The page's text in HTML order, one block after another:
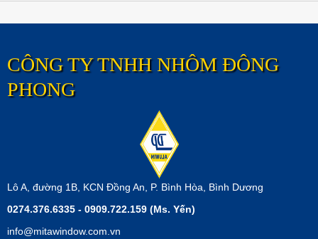
CÔNG TY TNHH NHÔM ĐÔNG
PHONG
Lô A, đường 1B, KCN Đồng An, P. Bình Hòa, Bình Dương
0274.376.6335 - 0909.722.159 (Ms. Yến)
info@mitawindow.com.vn